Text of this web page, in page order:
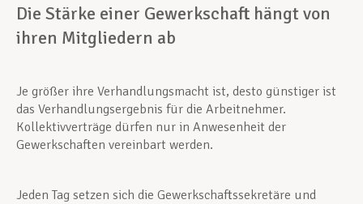
Die Stärke einer Gewerkschaft hängt von
ihren Mitgliedern ab
Je größer ihre Verhandlungsmacht ist, desto günstiger ist
das Verhandlungsergebnis für die Arbeitnehmer.
Kollektivverträge dürfen nur in Anwesenheit der
Gewerkschaften vereinbart werden.
Jeden Tag setzen sich die Gewerkschaftssekretäre und